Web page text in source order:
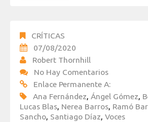
CRÍTICAS
07/08/2020
Robert Thornhill
No Hay Comentarios
Enlace Permanente A:
Ana Fernández, Ángel Gómez,
Lucas Blas, Nerea Barros, Ramó
Sancho, Santiago Díaz, Voces